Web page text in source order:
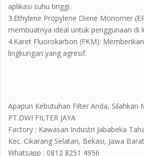
aplikasi suhu tinggi.
3.Ethylene Propylene Diene Monomer
membuatnya ideal untuk penggunaan di
4.Karet Fluorokarbon (FKM):
lingkungan yang agresif.
Apapun Kebutuhan Filter Anda,
PT.DWI FILTER JAYA
Factory : Kawasan Industri Jababeka
Kec. Cikarang Selatan, Bekasi, Jawa
Whatsapp : 0812 8251 4956